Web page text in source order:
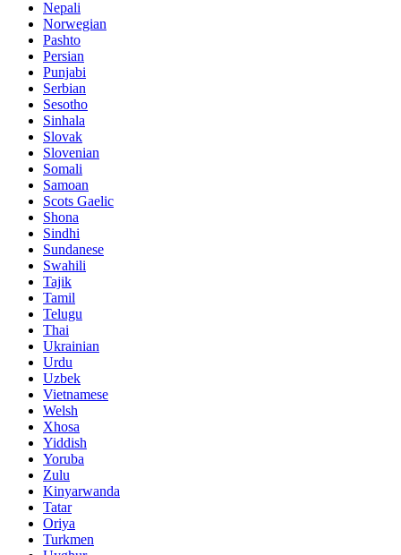
Nepali
Norwegian
Pashto
Persian
Punjabi
Serbian
Sesotho
Sinhala
Slovak
Slovenian
Somali
Samoan
Scots Gaelic
Shona
Sindhi
Sundanese
Swahili
Tajik
Tamil
Telugu
Thai
Ukrainian
Urdu
Uzbek
Vietnamese
Welsh
Xhosa
Yiddish
Yoruba
Zulu
Kinyarwanda
Tatar
Oriya
Turkmen